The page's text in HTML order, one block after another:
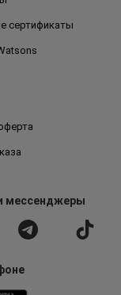
сертификаты
мессенджеры